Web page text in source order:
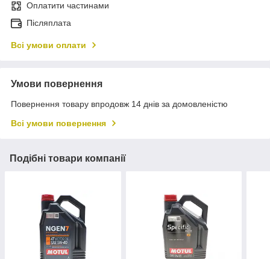
Оплатити частинами
Післяплата
Всі умови оплати
Умови повернення
Повернення товару впродовж 14 днів за домовленістю
Всі умови повернення
Подібні товари компанії